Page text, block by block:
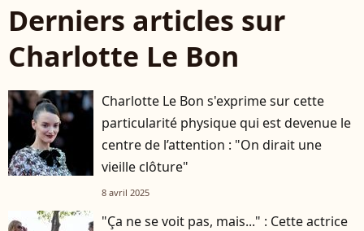
Derniers articles sur
Charlotte Le Bon
Charlotte Le Bon s'exprime sur cette
particularité physique qui est devenue le
centre de l’attention : "On dirait une
vieille clôture"
8 avril 2025
"Ça ne se voit pas, mais..." : Cette actrice